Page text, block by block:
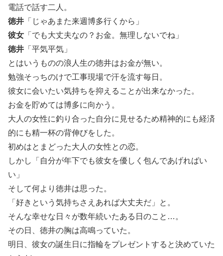
電話で話す二人。
徳井 「じゃあまた来週博多行くから」
彼女 「でも大丈夫なの？お金。無理しないでね」
徳井 「平気平気」
とはいうものの浪人生の徳井はお金が無い。
勉強そっちのけで工事現場で汗を流す毎日。
彼女に会いたい気持ちを抑えることが出来なかった。
お金を貯めては博多に向かう。
大人の女性に釣り合った自分に見せるため精神的にも経済
的にも精一杯の背伸びをした。
初めはとまどった大人の女性との恋。
しかし「自分が年下でも彼女を優しく包んであげればい
い」
そして何より徳井は思った。
「好きという気持ちさえあれば大丈夫だ」と。
そんな幸せな日々が数年続いたある日のこと…。
その日、徳井の胸は高鳴っていた。
明日、彼女の誕生日に指輪をプレゼントすると決めていた